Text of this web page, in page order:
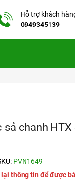
Hỗ trợ khách
0949345139
chanh
PVN1649
thông tin để được